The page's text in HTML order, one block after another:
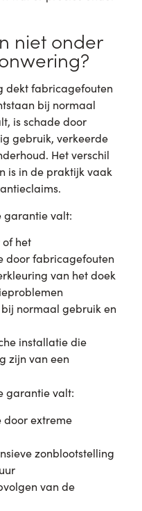
niet onder
dekt fabricagefouten
bij normaal
is schade door
gebruik, verkeerde
Het verschil
is in de praktijk vaak
valt:
het
door fabricagefouten
van het doek
normaal gebruik en
installatie die
zijn van een
garantie valt:
door extreme
zonblootstelling
van de